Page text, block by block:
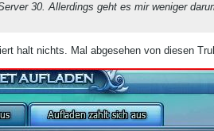
30. Allerdings geht es mir weniger
halt nichts. Mal abgesehen von diesen